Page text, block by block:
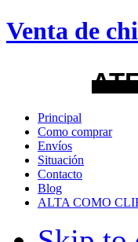
Venta de
Principal
Como comprar
Envíos
Situación
Contacto
Blog
ALTA COMO
Menu
Mega
Css
Split